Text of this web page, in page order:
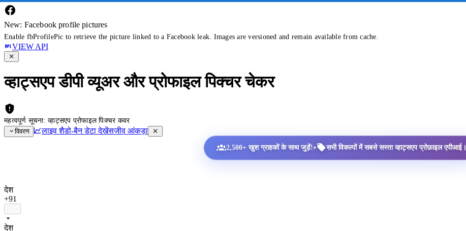
New: Facebook profile pictures
Enable fbProfilePic to retrieve the picture linked to a Facebook leak. Images are versioned and remain available from cache.
VIEW API
व्हाट्सएप डीपी व्यूअर और प्रोफाइल पिक्चर चेकर
महत्वपूर्ण सूचना: व्हाट्सएप प्रोफाइल पिक्चर कवर
विवरण
लाइव शैडो-बैन डेटा देखेंसजीव आंकड़ा
2,500+ खुश ग्राहकों के साथ जुड़ें!• सभी विकल्पों में सबसे सस्ता व्हाट्सएप प्रोफ़ाइल एपीआई।
देश
+91
देश